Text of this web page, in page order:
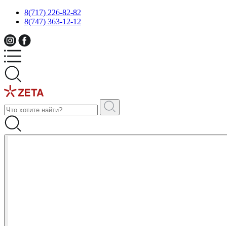
8(717) 226-82-82
8(747) 363-12-12